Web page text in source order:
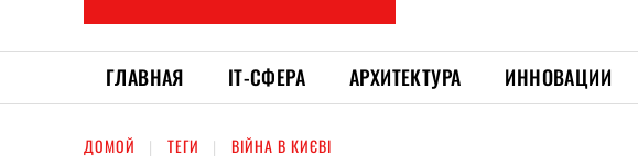
ГЛАВНАЯ ІТ-СФЕРА АРХИТЕКТУРА ИННОВАЦИИ
ДОМОЙ ТЕГИ ВІЙНА В КИЄВІ